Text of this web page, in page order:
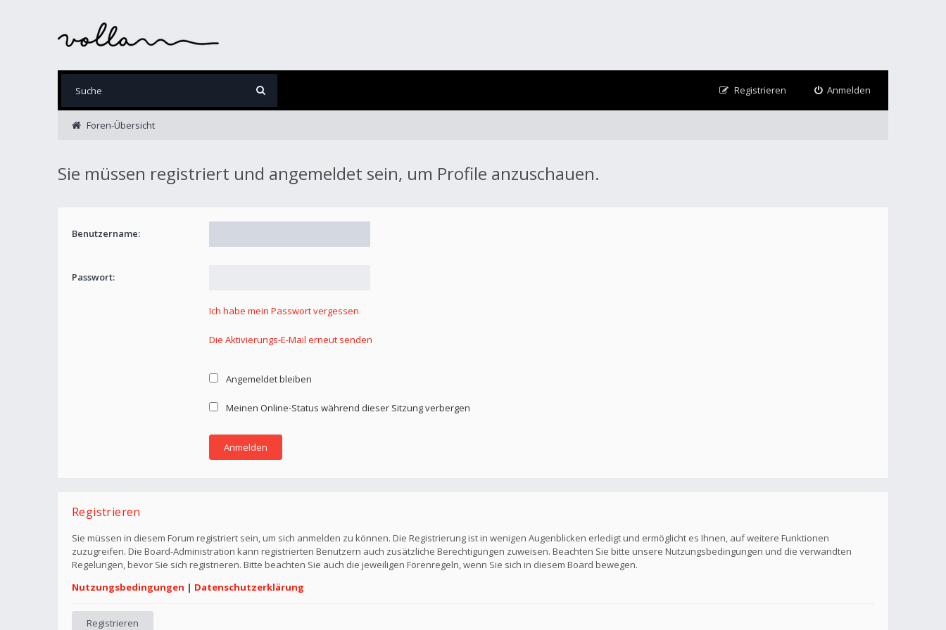
Anmelden
Registrieren
Foren-Übersicht
Sie müssen registriert und angemeldet sein, um Profile anzuschauen.
Benutzername:
Passwort:
Ich habe mein Passwort vergessen
Die Aktivierungs-E-Mail erneut senden
Angemeldet bleiben
Meinen Online-Status während dieser Sitzung verbergen
Registrieren
Sie müssen in diesem Forum registriert sein, um sich anmelden zu können. Die Registrierung ist in wenigen Augenblicken erledigt und ermöglicht es Ihnen, auf weitere Funktionen
zuzugreifen. Die Board-Administration kann registrierten Benutzern auch zusätzliche Berechtigungen zuweisen. Beachten Sie bitte unsere Nutzungsbedingungen und die verwandten
Regelungen, bevor Sie sich registrieren. Bitte beachten Sie auch die jeweiligen Forenregeln, wenn Sie sich in diesem Board bewegen.
Nutzungsbedingungen | Datenschutzerklärung
Registrieren